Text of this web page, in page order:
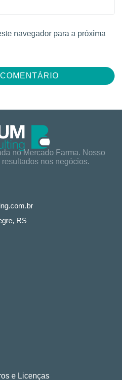
navegador para a próxima
no Mercado Farma. Nosso
nos negócios.
RS
e Licenças